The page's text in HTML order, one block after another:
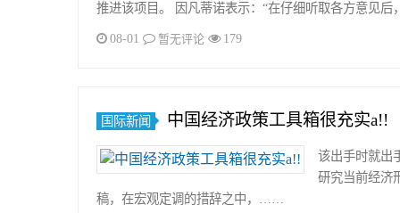
推进该项目。 因凡蒂诺表示：“在仔细听取各方意见
08-01 暂无评论 179
国际新闻 中国经济政策工具箱很充实a!!
该出手时就出
研究当前经济
稿，在宏观定调的措辞之中，……